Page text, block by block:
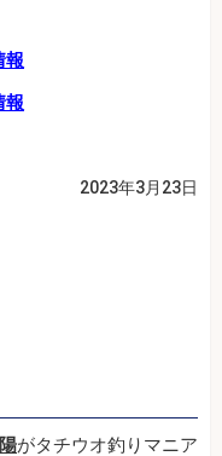
報
報
2023年3月23日
がタチウオ釣りマニア